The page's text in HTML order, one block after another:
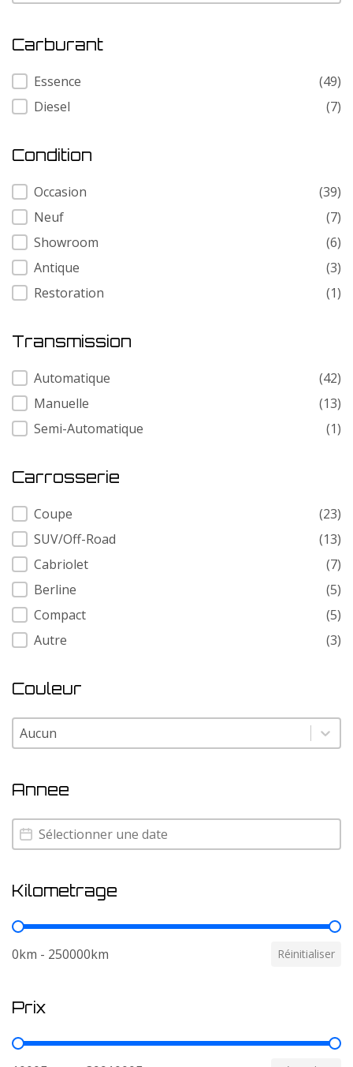
Carburant
Carburant
Essence
(49)
Diesel
(7)
Condition
Condition
Occasion
(39)
Neuf
(7)
Showroom
(6)
Antique
(3)
Restoration
(1)
Transmission
Transmission
Automatique
(42)
Manuelle
(13)
Semi-Automatique
(1)
Carrosserie
Carrosserie
Coupe
(23)
SUV/Off-Road
(13)
Cabriolet
(7)
Berline
(5)
Compact
(5)
Autre
(3)
Couleur
Couleur
Couleur
Annee
Annee
Annee
Kilometrage
Kilometrage
0km - 250000km Réinitialiser
Prix
Prix